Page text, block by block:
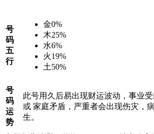
号
码
五
行
金0%
木25%
水6%
火19%
土50%
号
码
运
势
此号用久后易出现财运波动，事业
或 家庭矛盾，严重者会出现伤灾，
生。